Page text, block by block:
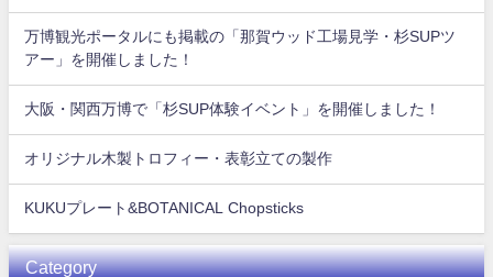
万博観光ポータルにも掲載の「那賀ウッド工場見学・杉SUPツ
アー」を開催しました！
大阪・関西万博で「杉SUP体験イベント」を開催しました！
オリジナル木製トロフィー・表彰立ての製作
KUKUプレート&BOTANICAL Chopsticks
Category